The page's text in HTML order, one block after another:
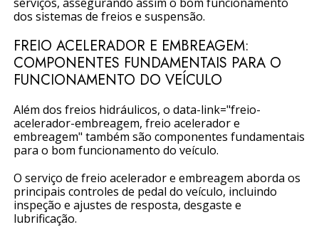
dos sistemas de freios e suspensão.
FREIO ACELERADOR E EMBREAGEM:
COMPONENTES FUNDAMENTAIS PARA O
FUNCIONAMENTO DO VEÍCULO
Além dos freios hidráulicos, o data-link="freio-
acelerador-embreagem, freio acelerador e
embreagem" também são componentes fundamentais
para o bom funcionamento do veículo.
O serviço de freio acelerador e embreagem aborda os
principais controles de pedal do veículo, incluindo
inspeção e ajustes de resposta, desgaste e
lubrificação.